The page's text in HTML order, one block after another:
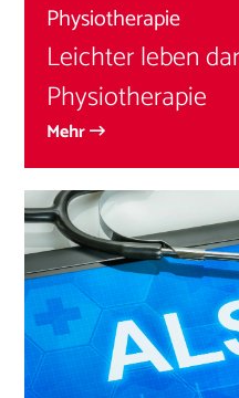
Physiotherapie
Leichter leben
Physiotherapie
Mehr